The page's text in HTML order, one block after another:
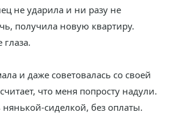
не ударила и ни разу не
получила новую квартиру.
глаза.
и даже советовалась со своей
что меня попросту надули.
нянькой-сиделкой, без оплаты.